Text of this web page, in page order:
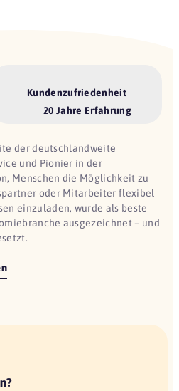
Kundenzufriedenheit
20 Jahre Erfahrung
der deutschlandweite
und Pionier in der
Menschen die Möglichkeit zu
oder Mitarbeiter flexibel
einzuladen, wurde als beste
ausgezeichnet – und